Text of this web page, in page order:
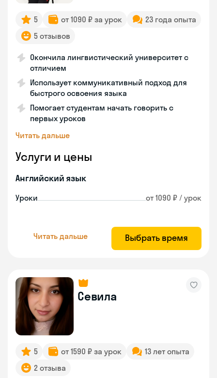
5 от 1090 ₽ за урок
23 года опыта
5 отзывов
Окончила лингвистический университет с
отличием
Использует коммуникативный подход для
быстрого освоения языка
Помогает студентам начать говорить с
первых уроков
Читать дальше
Услуги и цены
Английский язык
Уроки от 1090 ₽ / урок
Читать дальше Выбрать время
Севила
5 от 1590 ₽ за урок
13 лет опыта
2 отзыва